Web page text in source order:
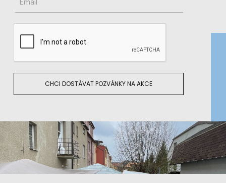
CHCI DOSTÁVAT POZVÁNKY NA AKCE